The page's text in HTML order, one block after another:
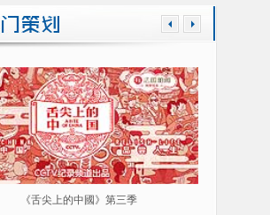
《舌尖上的中國》第三季